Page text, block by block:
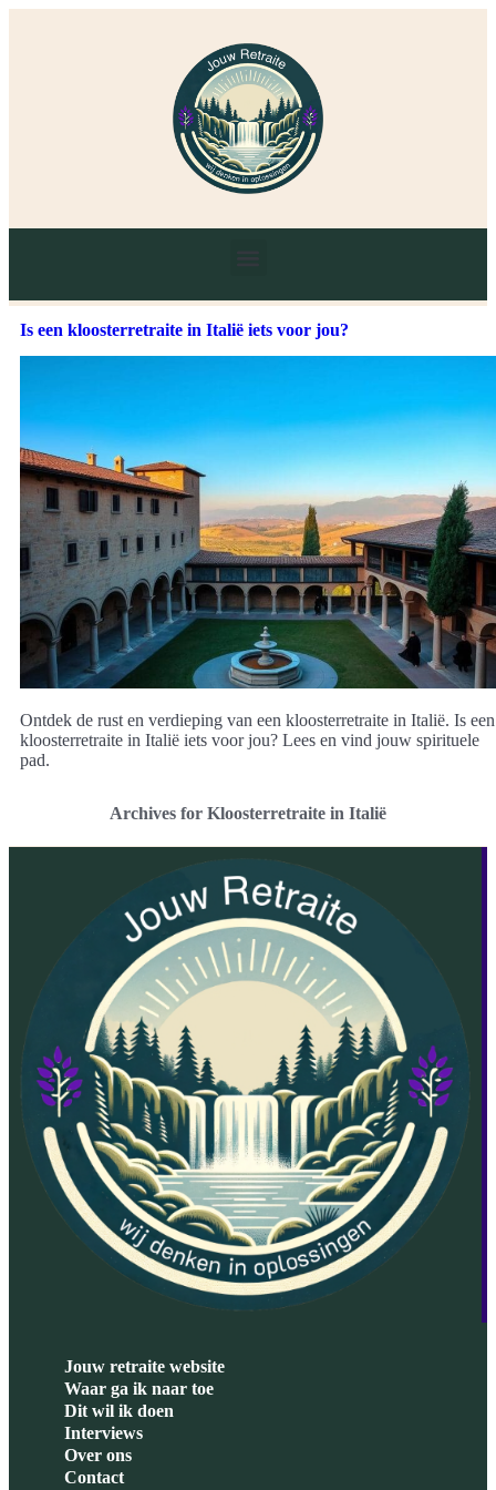
Is een kloosterretraite in Italië iets voor jou?
Ontdek de rust en verdieping van een kloosterretraite in Italië. Is een
kloosterretraite in Italië iets voor jou? Lees en vind jouw spirituele
pad.
Archives for Kloosterretraite in Italië
Jouw retraite website
Waar ga ik naar toe
Dit wil ik doen
Interviews
Over ons
Contact